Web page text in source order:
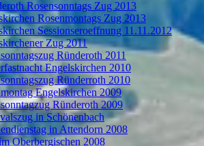
Rosensonntags Zug 2013
Rosenmontags Zug 2013
Sessionseroeffnung 11.11.2012
Zug 2011
Ründeroth 2011
Engelskirchen 2010
Ründerroth 2010
Engelskirchen 2009
Ründeroth 2009
in Schönenbach
in Attendorn 2008
Oberbergischen 2008